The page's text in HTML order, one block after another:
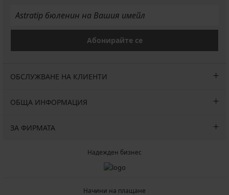
Абонирайте се
ОБСЛУЖВАНЕ НА КЛИЕНТИ
ОБЩА ИНФОРМАЦИЯ
ЗА ФИРМАТА
Надежден бизнес
Начини на плащане